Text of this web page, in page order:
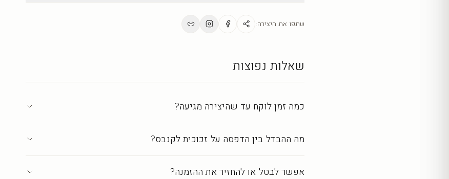
כל יצירה מודפסת ומעובדת בישראל ברמת גלריה
מראה מושלם לאורך שנים.
שתפו את היצירה:
שאלות נפוצות
כמה זמן לוקח עד שהיצירה מגיעה?
מה ההבדל בין הדפסה על זכוכית לקנבס?
אפשר לבטל או להחזיר את ההזמנה?